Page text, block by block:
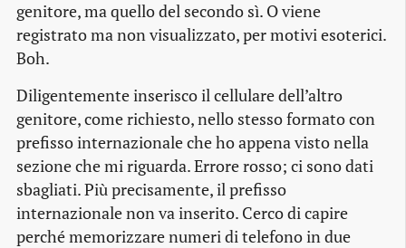
genitore, ma quello del secondo sì. O viene
registrato ma non visualizzato, per motivi esoterici.
Boh.
Diligentemente inserisco il cellulare dell’altro
genitore, come richiesto, nello stesso formato con
prefisso internazionale che ho appena visto nella
sezione che mi riguarda. Errore rosso; ci sono dati
sbagliati. Più precisamente, il prefisso
internazionale non va inserito. Cerco di capire
perché memorizzare numeri di telefono in due